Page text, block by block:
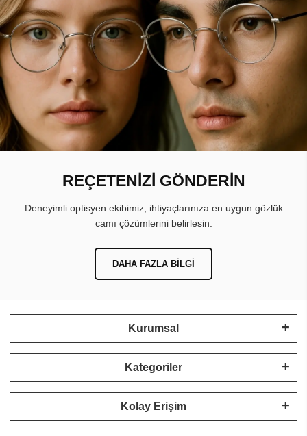
REÇETENİZİ GÖNDERİN
Deneyimli optisyen ekibimiz, ihtiyaçlarınıza en uygun gözlük
camı çözümlerini belirlesin.
DAHA FAZLA BILGI
Kurumsal
Kategoriler
Kolay Erişim